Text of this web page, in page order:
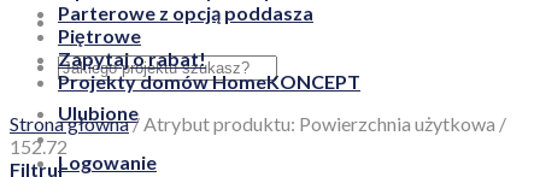
Ulubione
Logowanie
Parterowe z opcją poddasza
Piętrowe
Zapytaj o rabat!
Projekty domów HomeKONCEPT
Strona główna/Atrybut produktu: Powierzchnia użytkowa /
152.72
Filtruj